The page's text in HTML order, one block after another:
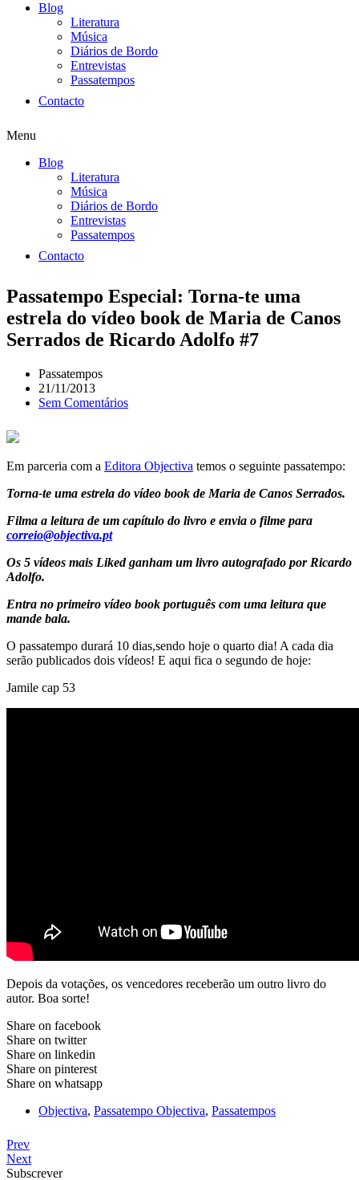
Blog
Literatura
Música
Diários de Bordo
Entrevistas
Passatempos
Contacto
Menu
Blog
Literatura
Música
Diários de Bordo
Entrevistas
Passatempos
Contacto
Passatempo Especial: Torna-te uma
estrela do vídeo book de Maria de Canos
Serrados de Ricardo Adolfo #7
Passatempos
21/11/2013
Sem Comentários
Em parceria com a Editora Objectiva temos o seguinte passatempo:
Torna-te uma estrela do vídeo book de Maria de Canos Serrados.
Filma a leitura de um capítulo do livro e envia o filme para
correio@objectiva.pt
Os 5 vídeos mais Liked ganham um livro autografado por Ricardo
Adolfo.
Entra no primeiro vídeo book português com uma leitura que
mande bala.
O passatempo durará 10 dias,sendo hoje o quarto dia! A cada dia
serão publicados dois vídeos! E aqui fica o segundo de hoje:
Jamile cap 53
Depois da votações, os vencedores receberão um outro livro do
autor. Boa sorte!
Share on facebook
Share on twitter
Share on linkedin
Share on pinterest
Share on whatsapp
Objectiva, Passatempo Objectiva, Passatempos
Prev
Next
Subscrever